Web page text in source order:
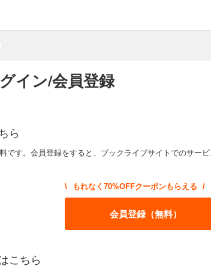
イン/会員登録
ら
です。会員登録をすると、ブックライブサイトでのサー
\ もれなく70%OFFクーポンもらえる /
会員登録（無料）
こちら